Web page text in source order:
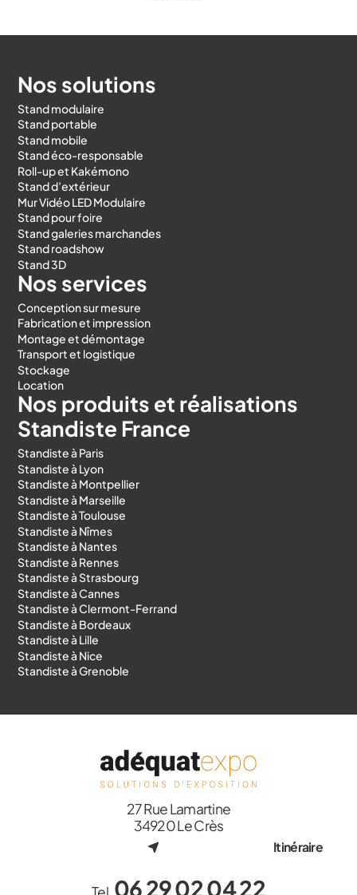
Nos solutions
Stand modulaire
Stand portable
Stand mobile
Stand éco-responsable
Roll-up et Kakémono
Stand d’extérieur
Mur Vidéo LED Modulaire
Stand pour foire
Stand galeries marchandes
Stand roadshow
Stand 3D
Nos services
Conception sur mesure
Fabrication et impression
Montage et démontage
Transport et logistique
Stockage
Location
Nos produits et réalisations
Standiste France
Standiste à Paris
Standiste à Lyon
Standiste à Montpellier
Standiste à Marseille
Standiste à Toulouse
Standiste à Nîmes
Standiste à Nantes
Standiste à Rennes
Standiste à Strasbourg
Standiste à Cannes
Standiste à Clermont-Ferrand
Standiste à Bordeaux
Standiste à Lille
Standiste à Nice
Standiste à Grenoble
27 Rue Lamartine
34920 Le Crès
Itinéraire
06 29 02 04 22